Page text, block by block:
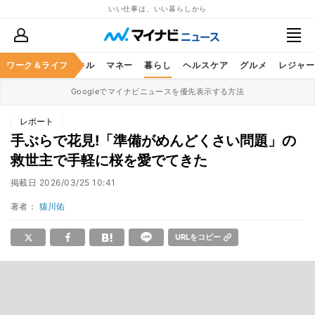
いい仕事は、いい暮らしから
ワーク＆ライフ
ア ビジネススキル マネー 暮らし ヘルスケア グルメ レジャー
Googleでマイナビニュースを優先表示する方法
レポート
手ぶらで花見!「準備がめんどくさい問題」の
救世主で手軽に桜を愛でてきた
掲載日 2026/03/25 10:41
著者： 猿川佑
URLをコピー